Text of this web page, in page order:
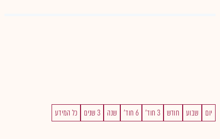
יום שבוע חודש 3 חוד' 6 חוד' שנה 3 שנים כל המידע